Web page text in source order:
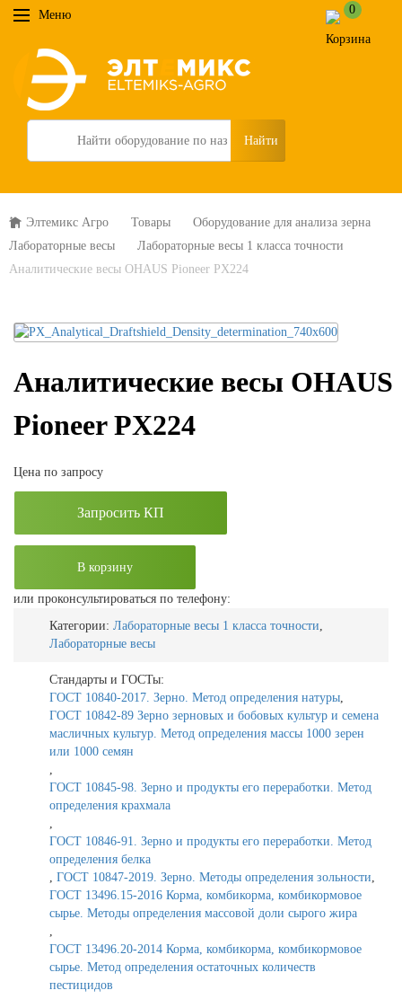
Меню 0
Search
Элтемикс Агро Товары
Оборудование для анализа зерна
Лабораторные весы
Лабораторные весы 1 класса точности
Аналитические весы OHAUS Pioneer PX224
Аналитические весы OHAUS
Pioneer PX224
Цена по запросу
Запросить КП
В корзину
или проконсультироваться по телефону:
Категории: Лабораторные весы 1 класса точности,
Лабораторные весы
Стандарты и ГОСТы:
ГОСТ 10840-2017. Зерно. Метод определения натуры,
ГОСТ 10842-89 Зерно зерновых и бобовых культур и семена
масличных культур. Метод определения массы 1000 зерен
или 1000 семян
,
ГОСТ 10845-98. Зерно и продукты его переработки. Метод
определения крахмала
,
ГОСТ 10846-91. Зерно и продукты его переработки. Метод
определения белка
, ГОСТ 10847-2019. Зерно. Методы определения зольности,
ГОСТ 13496.15-2016 Корма, комбикорма, комбикормовое
сырье. Методы определения массовой доли сырого жира
,
ГОСТ 13496.20-2014 Корма, комбикорма, комбикормовое
сырье. Метод определения остаточных количеств
пестицидов